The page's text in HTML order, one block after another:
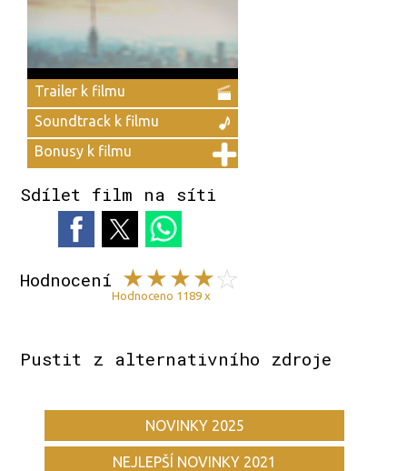
Trailer k filmu
Soundtrack k filmu
Bonusy k filmu
Sdílet film na síti
Hodnocení
Hodnoceno 1189 x
Pustit z alternativního zdroje
NOVINKY 2025
NEJLEPŠÍ NOVINKY 2021